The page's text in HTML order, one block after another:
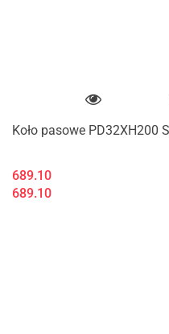
Koło pasowe PD32XH200
689.10
689.10